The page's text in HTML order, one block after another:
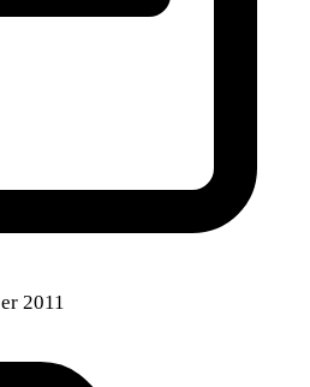
2011